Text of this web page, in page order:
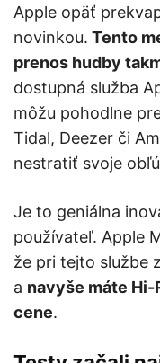
Apple opäť
novinkou. Tento
prenos hudby
dostupná služba
môžu pohodlne
Tidal, Deezer či
nestratiť svoje
Je to geniálna
používateľ. Apple
že pri tejto službe
a navyše máte Hi-
cene.